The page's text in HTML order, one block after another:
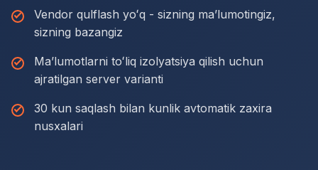
Vendor qulflash yoʻq - sizning maʼlumotingiz,
sizning bazangiz
Maʼlumotlarni toʻliq izolyatsiya qilish uchun
ajratilgan server varianti
30 kun saqlash bilan kunlik avtomatik zaxira
nusxalari